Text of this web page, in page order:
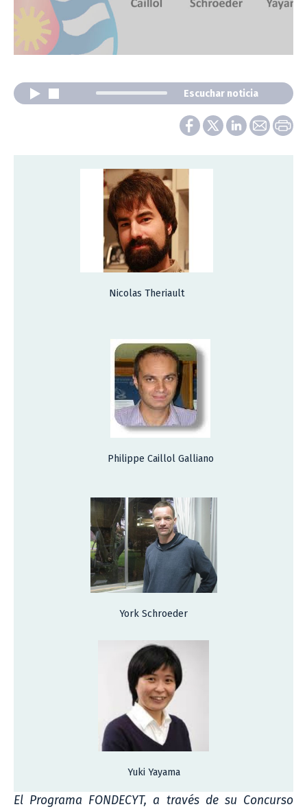
Escuchar noticia
Nicolas Theriault
Philippe Caillol Galliano
York Schroeder
Yuki Yayama
El Programa FONDECYT, a través de su Concurso